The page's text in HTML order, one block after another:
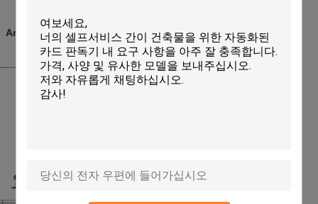
Annex1. 구조와 차원 그림